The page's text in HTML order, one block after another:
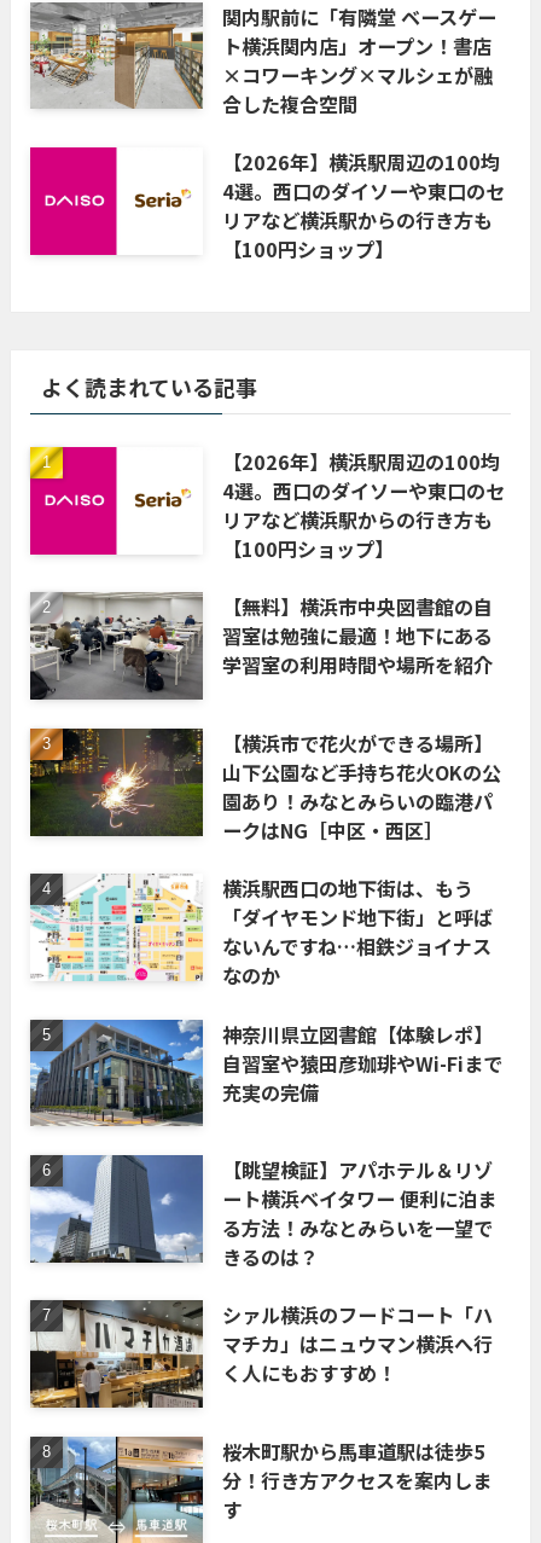
関内駅前に「有隣堂 ベースゲー
ト横浜関内店」オープン！書店
×コワーキング×マルシェが融
合した複合空間
【2026年】横浜駅周辺の100均
4選。西口のダイソーや東口のセ
リアなど横浜駅からの行き方も
【100円ショップ】
よく読まれている記事
【2026年】横浜駅周辺の100均
4選。西口のダイソーや東口のセ
リアなど横浜駅からの行き方も
【100円ショップ】
【無料】横浜市中央図書館の自
習室は勉強に最適！地下にある
学習室の利用時間や場所を紹介
【横浜市で花火ができる場所】
山下公園など手持ち花火OKの公
園あり！みなとみらいの臨港パ
ークはNG［中区・西区］
横浜駅西口の地下街は、もう
「ダイヤモンド地下街」と呼ば
ないんですね…相鉄ジョイナス
なのか
神奈川県立図書館【体験レポ】
自習室や猿田彦珈琲やWi-Fiまで
充実の完備
【眺望検証】アパホテル＆リゾ
ート横浜ベイタワー 便利に泊ま
る方法！みなとみらいを一望で
きるのは？
シァル横浜のフードコート「ハ
マチカ」はニュウマン横浜へ行
く人にもおすすめ！
桜木町駅から馬車道駅は徒歩5
分！行き方アクセスを案内しま
す